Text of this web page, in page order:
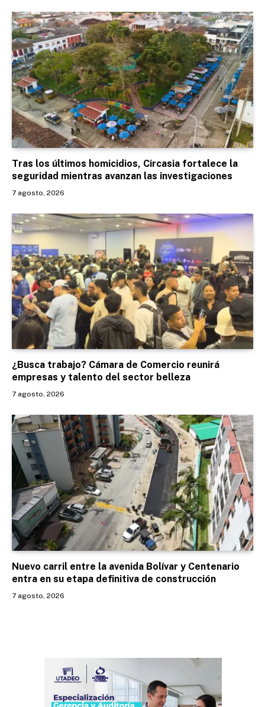
Tras los últimos homicidios, Circasia fortalece la
seguridad mientras avanzan las investigaciones
7 agosto, 2026
¿Busca trabajo? Cámara de Comercio reunirá
empresas y talento del sector belleza
7 agosto, 2026
Nuevo carril entre la avenida Bolívar y Centenario
entra en su etapa definitiva de construcción
7 agosto, 2026